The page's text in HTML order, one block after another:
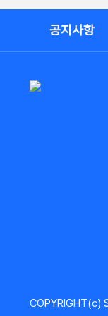
공지사항
COPYRIGHT(c)